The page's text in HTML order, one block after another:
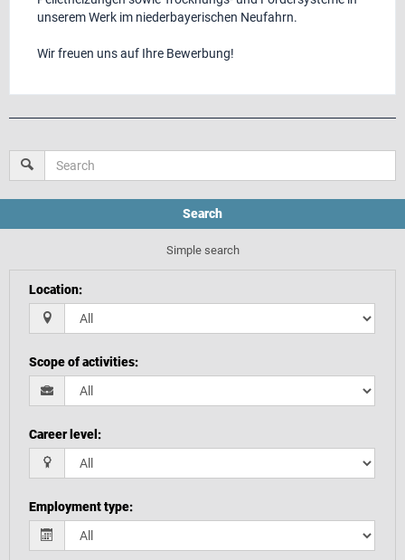
unserem Werk im niederbayerischen Neufahrn.
Wir freuen uns auf Ihre Bewerbung!
Search
Simple search
Location:
Scope of activities:
Career level:
Employment type: